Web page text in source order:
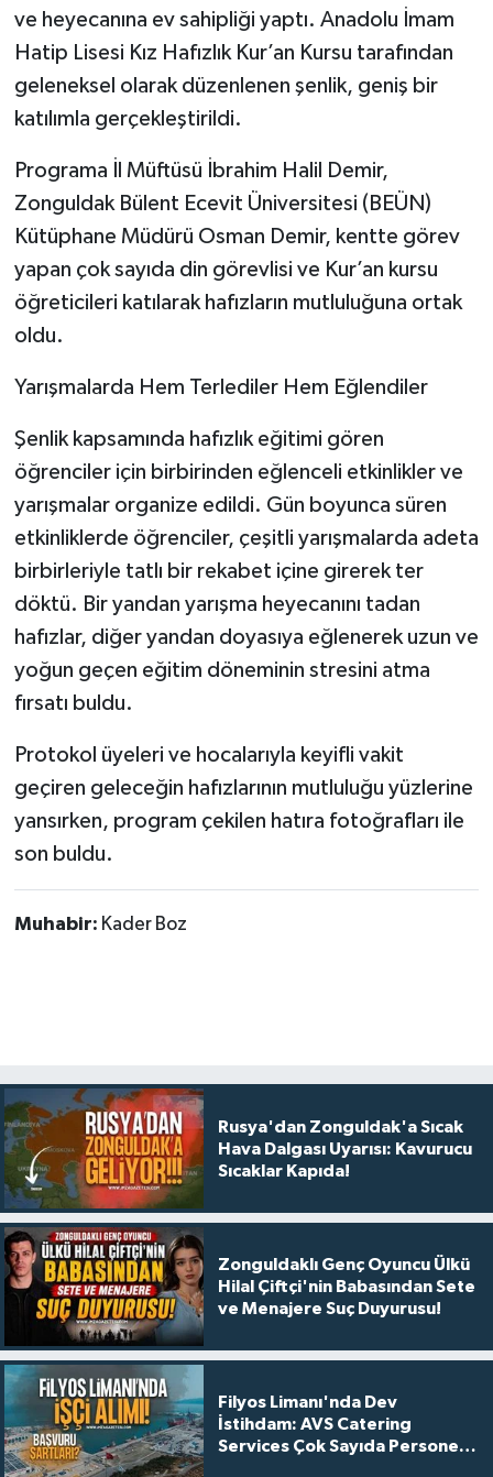
ve heyecanına ev sahipliği yaptı. Anadolu İmam
Hatip Lisesi Kız Hafızlık Kur’an Kursu tarafından
geleneksel olarak düzenlenen şenlik, geniş bir
katılımla gerçekleştirildi.
​Programa İl Müftüsü İbrahim Halil Demir,
Zonguldak Bülent Ecevit Üniversitesi (BEÜN)
Kütüphane Müdürü Osman Demir, kentte görev
yapan çok sayıda din görevlisi ve Kur’an kursu
öğreticileri katılarak hafızların mutluluğuna ortak
oldu.
​Yarışmalarda Hem Terlediler Hem Eğlendiler
​Şenlik kapsamında hafızlık eğitimi gören
öğrenciler için birbirinden eğlenceli etkinlikler ve
yarışmalar organize edildi. Gün boyunca süren
etkinliklerde öğrenciler, çeşitli yarışmalarda adeta
birbirleriyle tatlı bir rekabet içine girerek ter
döktü. Bir yandan yarışma heyecanını tadan
hafızlar, diğer yandan doyasıya eğlenerek uzun ve
yoğun geçen eğitim döneminin stresini atma
fırsatı buldu.
​Protokol üyeleri ve hocalarıyla keyifli vakit
geçiren geleceğin hafızlarının mutluluğu yüzlerine
yansırken, program çekilen hatıra fotoğrafları ile
son buldu.
Muhabir: Kader Boz
Rusya'dan Zonguldak'a Sıcak
Hava Dalgası Uyarısı: Kavurucu
Sıcaklar Kapıda!
Zonguldaklı Genç Oyuncu Ülkü
Hilal Çiftçi'nin Babasından Sete
ve Menajere Suç Duyurusu!
Filyos Limanı'nda Dev
İstihdam: AVS Catering
Services Çok Sayıda Personel